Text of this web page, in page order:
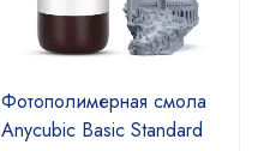
Фотополимерная смола
Anycubic Basic Standard